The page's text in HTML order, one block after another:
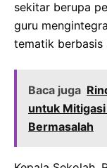
sekitar berupa
guru
tematik berbasis
Baca juga
untuk
Bermasalah